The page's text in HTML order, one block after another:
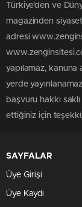
Türkiye'den ve
magazinden
adresi
yapılamaz, kanuna
yerde
başvuru hakkı
ettiğiniz için
SAYFALAR
Üye Girişi
Üye Kaydı